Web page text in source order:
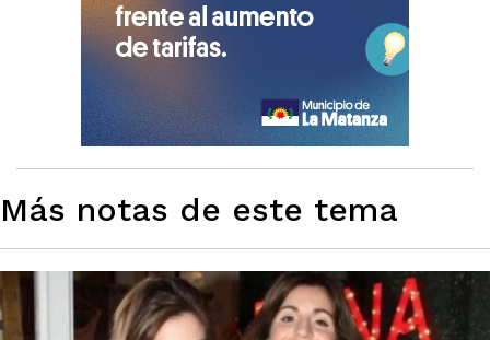
Más notas de este tema